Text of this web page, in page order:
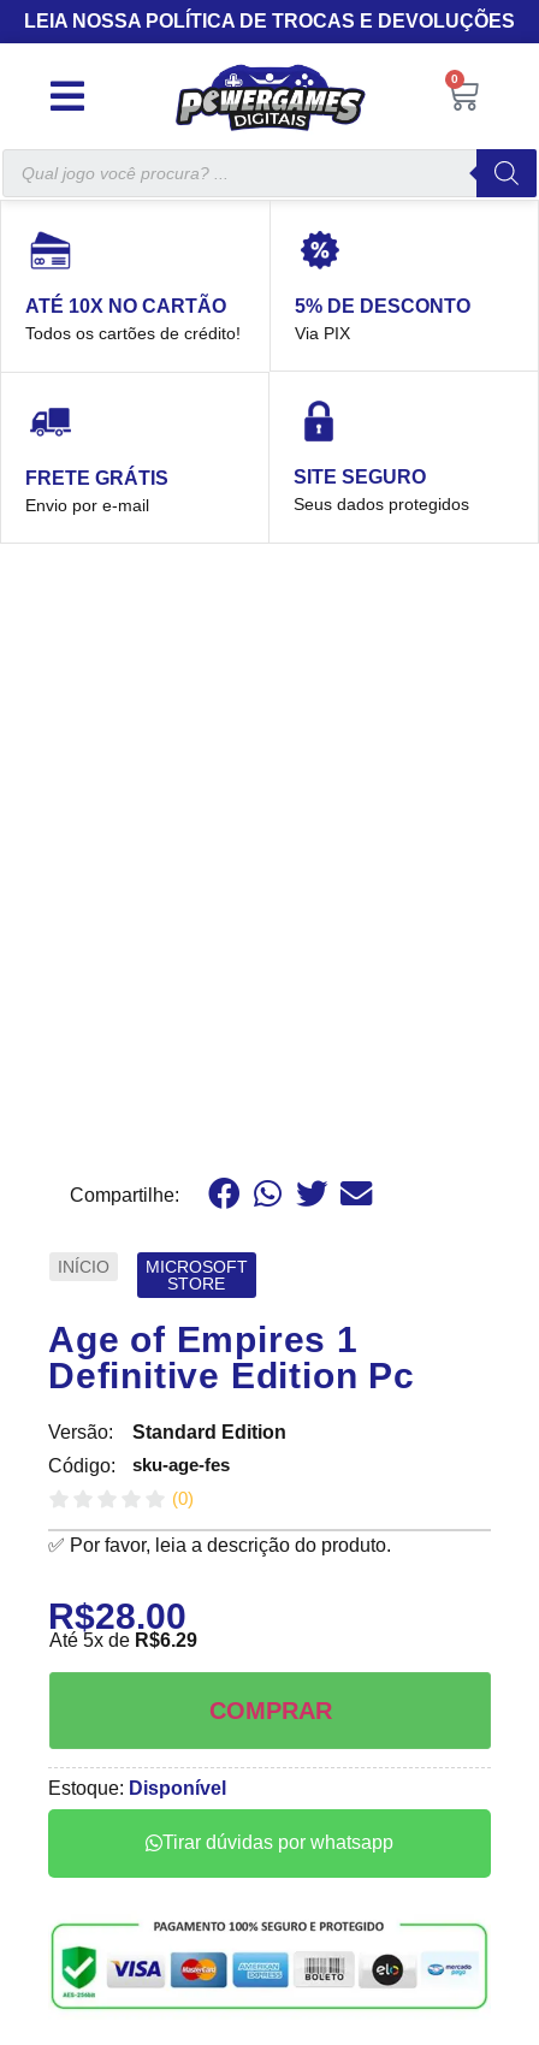
LEIA NOSSA POLÍTICA DE TROCAS E DEVOLUÇÕES
0
ATÉ 10X NO CARTÃO
Todos os cartões de crédito!
5% DE DESCONTO
Via PIX
FRETE GRÁTIS
Envio por e-mail
SITE SEGURO
Seus dados protegidos
Compartilhe:
INÍCIO
MICROSOFT
STORE
Age of Empires 1
Definitive Edition Pc
Versão:
Código:
Standard Edition
sku-age-fes
(0)
✅ Por favor, leia a descrição do produto.
R$28.00
Até 5x de R$6.29
COMPRAR
Estoque: Disponível
Tirar dúvidas por whatsapp